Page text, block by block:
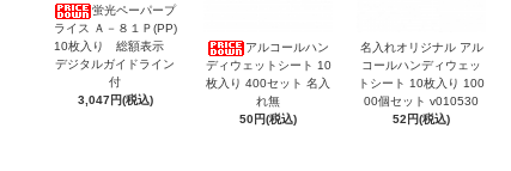
蛍光ペーパープ
ライス Ａ－８１Ｐ(PP)
10枚入り 総額表示
デジタルガイドライン
付
3,047円(税込)
アルコールハン
ディウェットシート 10
枚入り 400セット 名入
れ無
50円(税込)
名入れオリジナル アル
コールハンディウェッ
トシート 10枚入り 100
00個セット v010530
52円(税込)